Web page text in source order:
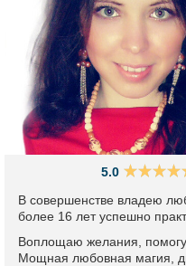
5.0
В совершенстве владею
более 16 лет успешно
Воплощаю желания,
Мощная любовная магия,